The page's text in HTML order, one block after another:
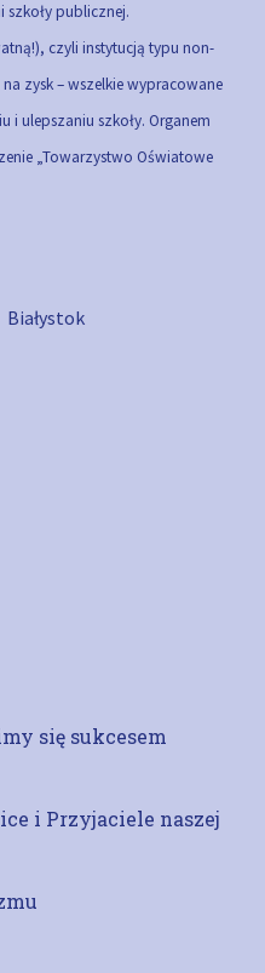
szkoły publicznej.
czyli instytucją typu non-
zysk – wszelkie wypracowane
i ulepszaniu szkoły. Organem
„Towarzystwo Oświatowe
Białystok
się sukcesem
i Przyjaciele naszej